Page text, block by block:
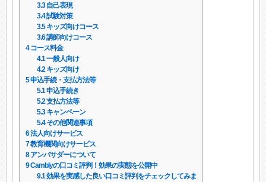
3.3自己表現
3.4試験対策
3.5キッズ向けコース
3.6講師向けコース
4コース料金
4.1一般人向け
4.2キッズ向け
5申込手続・支払方法等
5.1申込手続き
5.2支払方法等
5.3キャンペーン
5.4その他関連事項
6法人向けサービス
7教育機関向けサービス
8アンバサダーについて
9Camblyの口コミ評判！効果の実態を公開中
9.1効果を実感した良い口コミ評判をチェックしてみま